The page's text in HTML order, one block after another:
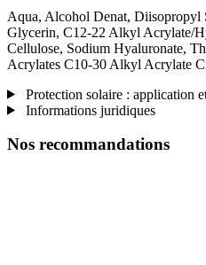
Aqua, Alcohol Denat, Diisopropyl
Glycerin, C12-22 Alkyl Acrylate/
Cellulose, Sodium Hyaluronate,
Acrylates C10-30 Alkyl Acrylate
Protection solaire : application
Informations juridiques
Nos recommandations